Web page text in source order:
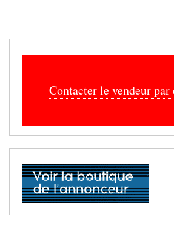
Contacter le vendeur